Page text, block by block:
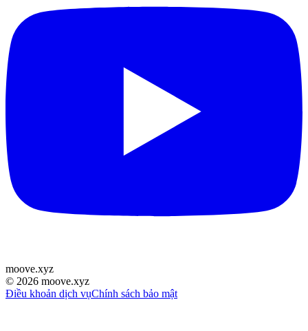
moove.xyz
© 2026 moove.xyz
Điều khoản dịch vụChính sách bảo mật